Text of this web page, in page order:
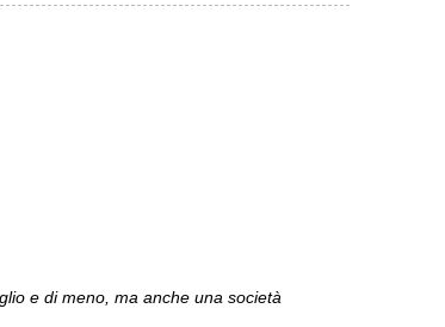
e di meno, ma anche una società